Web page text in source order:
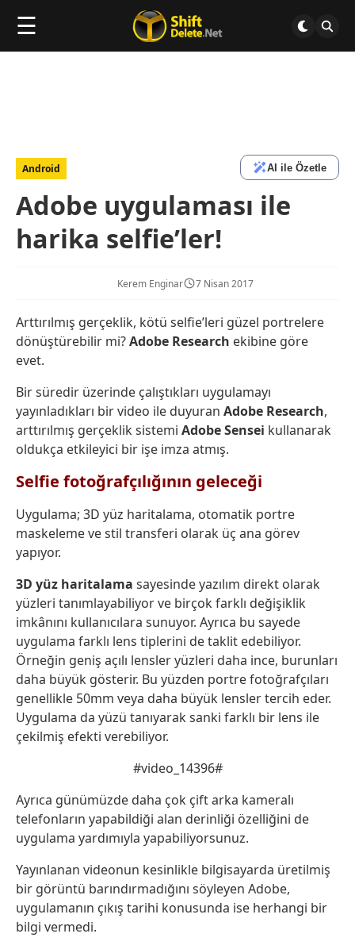
☰
Android AI ile Özetle
Adobe uygulaması ile
harika selfie’ler!
Kerem Enginar 7 Nisan 2017
Arttırılmış gerçeklik, kötü selfie’leri güzel portrelere
dönüştürebilir mi?Adobe Research ekibine göre
evet.
Bir süredir üzerinde çalıştıkları uygulamayı
yayınladıkları bir video ile duyuran Adobe Research,
arttırılmış gerçeklik sistemi Adobe Sensei kullanarak
oldukça etkileyici bir işe imza atmış.
Selfie fotoğrafçılığının geleceği
Uygulama; 3D yüz haritalama, otomatik portre
maskeleme ve stil transferi olarak üç ana görev
yapıyor.
3D yüz haritalama sayesinde yazılım direkt olarak
yüzleri tanımlayabiliyor ve birçok farklı değişiklik
imkânını kullanıcılara sunuyor. Ayrıca bu sayede
uygulama farklı lens tiplerini de taklit edebiliyor.
Örneğin geniş açılı lensler yüzleri daha ince, burunları
daha büyük gösterir. Bu yüzden portre fotoğrafçıları
genellikle 50mm veya daha büyük lensler tercih eder.
Uygulama da yüzü tanıyarak sanki farklı bir lens ile
çekilmiş efekti verebiliyor.
#video_14396#
Ayrıca günümüzde daha çok çift arka kameralı
telefonların yapabildiği alan derinliği özelliğini de
uygulama yardımıyla yapabiliyorsunuz.
Yayınlanan videonun kesinlikle bilgisayarda üretilmiş
bir görüntü barındırmadığını söyleyen Adobe,
uygulamanın çıkış tarihi konusunda ise herhangi bir
bilgi vermedi.